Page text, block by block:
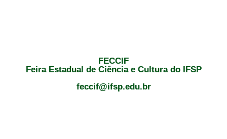
FECCIF
Feira Estadual de Ciência e Cultura do IFSP
feccif@ifsp.edu.br